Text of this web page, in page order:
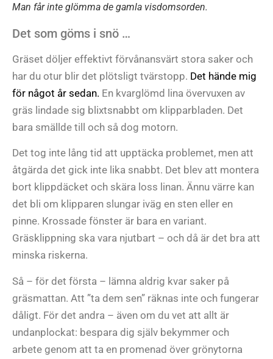
Man får inte glömma de gamla visdomsorden.
Det som göms i snö …
Gräset döljer effektivt förvånansvärt stora saker och
har du otur blir det plötsligt tvärstopp. Det hände mig
för något år sedan. En kvarglömd lina övervuxen av
gräs lindade sig blixtsnabbt om klipparbladen. Det
bara smällde till och så dog motorn.
Det tog inte lång tid att upptäcka problemet, men att
åtgärda det gick inte lika snabbt. Det blev att montera
bort klippdäcket och skära loss linan. Ännu värre kan
det bli om klipparen slungar iväg en sten eller en
pinne. Krossade fönster är bara en variant.
Gräsklippning ska vara njutbart – och då är det bra att
minska riskerna.
Så – för det första – lämna aldrig kvar saker på
gräsmattan. Att ”ta dem sen” räknas inte och fungerar
dåligt. För det andra – även om du vet att allt är
undanplockat: bespara dig själv bekymmer och
arbete genom att ta en promenad över grönytorna